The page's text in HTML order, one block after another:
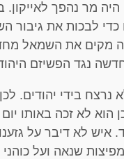
היה מר נהפך
כדי לבכות את גיבור
מקים את השמאל
נגד הפשיזם
נרצח בידי יהודים.
הוא לא זכה באותו
איש לא דיבר על
שנאה ועל